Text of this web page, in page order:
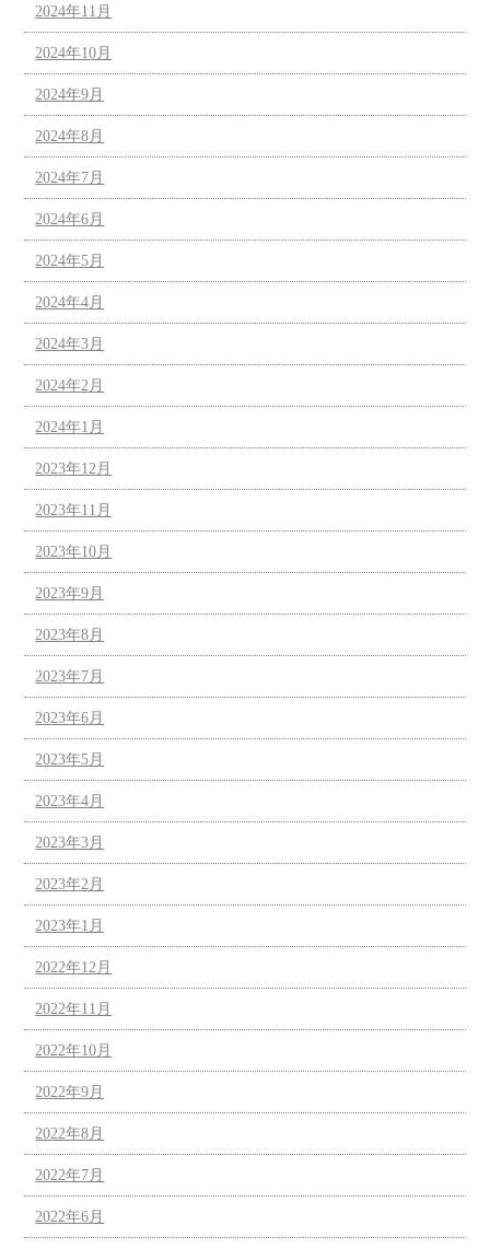
2024年11月
2024年10月
2024年9月
2024年8月
2024年7月
2024年6月
2024年5月
2024年4月
2024年3月
2024年2月
2024年1月
2023年12月
2023年11月
2023年10月
2023年9月
2023年8月
2023年7月
2023年6月
2023年5月
2023年4月
2023年3月
2023年2月
2023年1月
2022年12月
2022年11月
2022年10月
2022年9月
2022年8月
2022年7月
2022年6月